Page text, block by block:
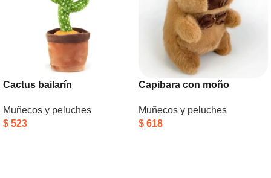
Cactus bailarín
Muñecos y peluches
$ 523
Capibara con moño
Muñecos y peluches
$ 618